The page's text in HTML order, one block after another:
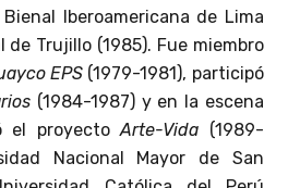
Iberoamericana de Lima
de Trujillo (1985). Fue miembro
EPS(1979-1981), participó
(1984-1987) y en la escena
el proyectoArte-Vida (1989-
Nacional Mayor de San